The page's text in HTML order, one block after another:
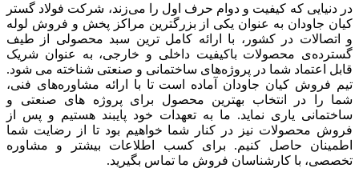
در دنیایی که کیفیت و دوام حرف اول را می‌زند، شرکت فولاد گستر
کیان جاودان به عنوان یکی از بزرگترین مراکز پخش و فروش لوله
و اتصالات در کشور، با ارائه کامل ترین سبد محصولی از طیف
گسترده‌‌ی محصولات باکیفیت داخلی و خارجی، به عنوان شریک
قابل اعتماد شما در پروژه‌های ساختمانی و صنعتی شناخته می شود.
تیم فروش کیان جاودان آماده است تا با ارائه مشاوره‌های فنی،
شما را در انتخاب بهترین محصول برای پروژه های صنعتی و
ساختمانی یاری نماید. ما به تعهدات خود پایبند هستیم و پس از
فروش محصولات نیز در کنار شما خواهیم بود تا از رضایت شما
اطمینان حاصل کنیم. برای کسب اطلاعات بیشتر و مشاوره
تخصصی، با کارشناسان فروش ما تماس بگیرید.